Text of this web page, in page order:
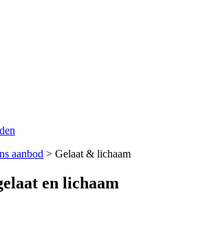
aanbod > Gelaat & lichaam
en lichaam